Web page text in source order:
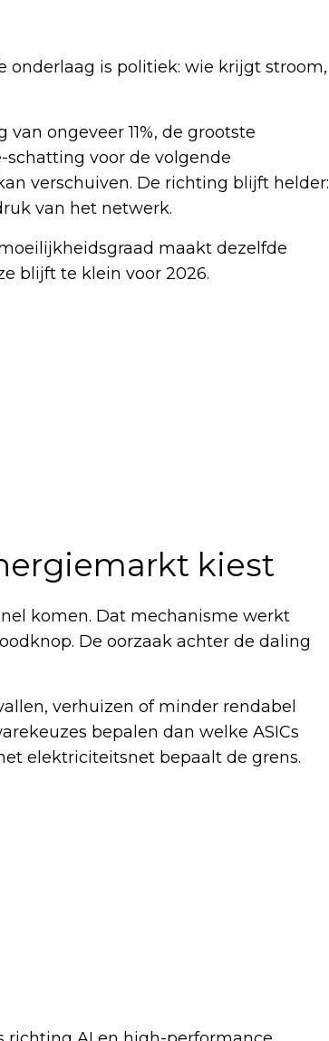
onderlaag is politiek: wie krijgt stroom,
ongeveer 11%, de grootste
schatting voor de volgende
verschuiven. De richting blijft helder:
van het netwerk.
maakt dezelfde
blijft te klein voor 2026.
kiest
komen. Dat mechanisme werkt
De oorzaak achter de daling
verhuizen of minder rendabel
bepalen dan welke ASICs
elektriciteitsnet bepaalt de grens.